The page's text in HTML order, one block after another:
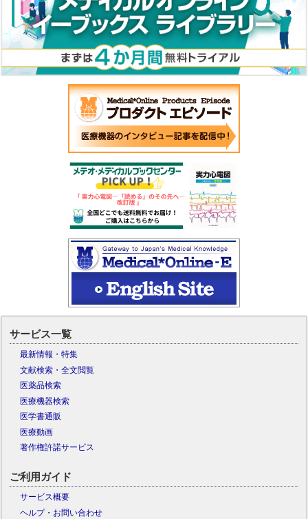
サービス一覧
最新情報・特集
文献検索・全文閲覧
医薬品検索
医療機器検索
医学書通販
医療動画
著作権許諾サービス
ご利用ガイド
サービス概要
ヘルプ・お問い合わせ